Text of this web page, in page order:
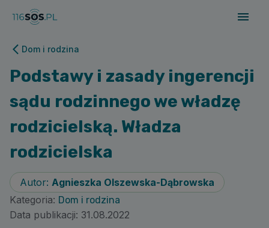
Dom i rodzina
Podstawy i zasady ingerencji
sądu rodzinnego we władzę
rodzicielską. Władza
rodzicielska
Autor: Agnieszka Olszewska-Dąbrowska
Kategoria: Dom i rodzina
Data publikacji: 31.08.2022